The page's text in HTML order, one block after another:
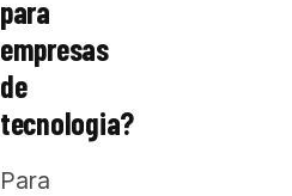
para
empresas
de
tecnologia?
Para